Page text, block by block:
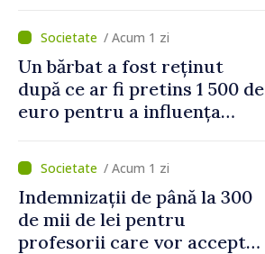
/ Acum 1 zi
Un bărbat a fost reținut
după ce ar fi pretins 1 500 de
euro pentru a influența
/ Acum 1 zi
Indemnizații de până la 300
de mii de lei pentru
profesorii care vor accepta